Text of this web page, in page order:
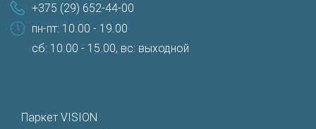
+375 (29) 652-44-00
пн-пт: 10.00 - 19.00
сб: 10.00 - 15.00, вс: выходной
Паркет VISION